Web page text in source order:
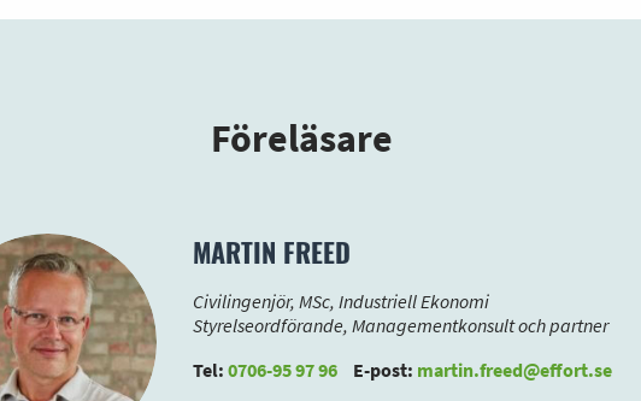
Föreläsare
MARTIN FREED
Civilingenjör, MSc, Industriell Ekonomi
Styrelseordförande, Managementkonsult och partner
Tel: 0706-95 97 96 E-post: martin.freed@effort.se